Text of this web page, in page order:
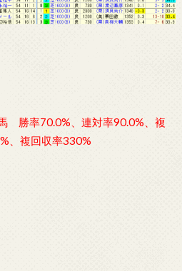
勝率70.0%、連対率90.0%、複
、複回収率330%